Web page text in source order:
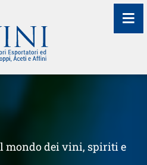
mondo dei vini, spiriti e
≡